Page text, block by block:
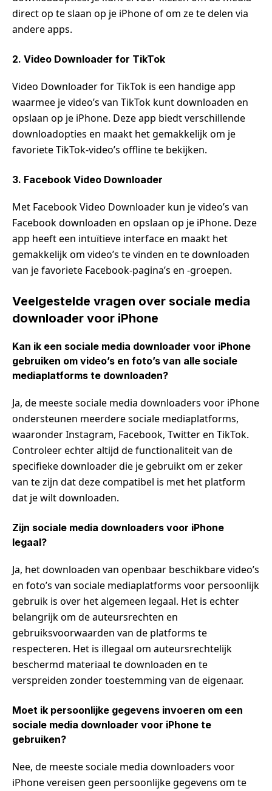
direct op te slaan op je iPhone of om ze te delen via
andere apps.
2. Video Downloader for TikTok
Video Downloader for TikTok is een handige app
waarmee je video’s van TikTok kunt downloaden en
opslaan op je iPhone. Deze app biedt verschillende
downloadopties en maakt het gemakkelijk om je
favoriete TikTok-video’s offline te bekijken.
3. Facebook Video Downloader
Met Facebook Video Downloader kun je video’s van
Facebook downloaden en opslaan op je iPhone. Deze
app heeft een intuïtieve interface en maakt het
gemakkelijk om video’s te vinden en te downloaden
van je favoriete Facebook-pagina’s en -groepen.
Veelgestelde vragen over sociale media
downloader voor iPhone
Kan ik een sociale media downloader voor iPhone
gebruiken om video’s en foto’s van alle sociale
mediaplatforms te downloaden?
Ja, de meeste sociale media downloaders voor iPhone
ondersteunen meerdere sociale mediaplatforms,
waaronder Instagram, Facebook, Twitter en TikTok.
Controleer echter altijd de functionaliteit van de
specifieke downloader die je gebruikt om er zeker
van te zijn dat deze compatibel is met het platform
dat je wilt downloaden.
Zijn sociale media downloaders voor iPhone
legaal?
Ja, het downloaden van openbaar beschikbare video’s
en foto’s van sociale mediaplatforms voor persoonlijk
gebruik is over het algemeen legaal. Het is echter
belangrijk om de auteursrechten en
gebruiksvoorwaarden van de platforms te
respecteren. Het is illegaal om auteursrechtelijk
beschermd materiaal te downloaden en te
verspreiden zonder toestemming van de eigenaar.
Moet ik persoonlijke gegevens invoeren om een
sociale media downloader voor iPhone te
gebruiken?
Nee, de meeste sociale media downloaders voor
iPhone vereisen geen persoonlijke gegevens om te